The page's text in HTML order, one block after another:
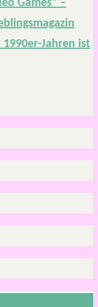
Games“ –
1990er-Jahren ist